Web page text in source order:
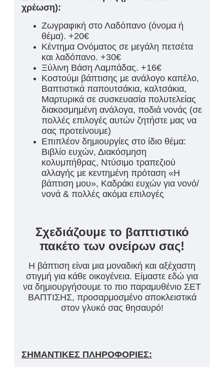
χρέωση):
Ζωγραφική στο Λαδόπανο (όνομα ή
θέμα). +20€
Κέντημα Ονόματος σε μεγάλη πετσέτα
και λαδόπανο. +30€
Ξύλινη Βάση Λαμπάδας. +16€
Κοστούμι βάπτισης με ανάλογο καπέλο,
Βαπτιστικά παπουτσάκια, καλτσάκια,
Μαρτυρικά σε συσκευασία πολυτελείας
διακοσμημένη ανάλογα, ποδιά νονάς (σε
πολλές επιλογές αυτών ζητήστε μας να
σας προτείνουμε)
Επιπλέον δημιουργίες στο ίδιο θέμα:
Βιβλίο ευχών, Διακόσμηση
κολυμπήθρας, Ντύσιμο τραπεζιού
αλλαγής με κεντημένη πρόταση «Η
βάπτιση μου», Καδράκι ευχών για νονό/
νονά & πολλές ακόμα επιλογές
Σχεδιάζουμε το βαπτιστικό
πακέτο των ονείρων σας!
Η βάπτιση είναι μια μοναδική και αξέχαστη
στιγμή για κάθε οικογένεια. Είμαστε εδώ για
να δημιουργήσουμε το πιο παραμυθένιο ΣΕΤ
ΒΑΠΤΙΣΗΣ, προσαρμοσμένο αποκλειστικά
στον γλυκό σας θησαυρό!
ΣΗΜΑΝΤΙΚΕΣ ΠΛΗΡΟΦΟΡΙΕΣ: